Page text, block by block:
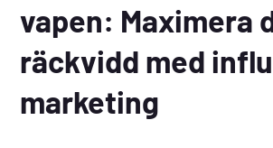
vapen: Maximera
räckvidd med
marketing